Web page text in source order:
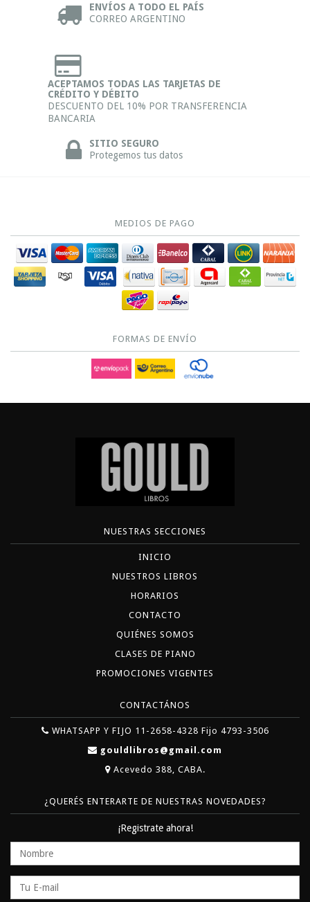
ENVÍOS A TODO EL PAÍS
CORREO ARGENTINO
ACEPTAMOS TODAS LAS TARJETAS DE
CRÉDITO Y DÉBITO
DESCUENTO DEL 10% POR TRANSFERENCIA
BANCARIA
SITIO SEGURO
Protegemos tus datos
MEDIOS DE PAGO
FORMAS DE ENVÍO
NUESTRAS SECCIONES
INICIO
NUESTROS LIBROS
HORARIOS
CONTACTO
QUIÉNES SOMOS
CLASES DE PIANO
PROMOCIONES VIGENTES
CONTACTÁNOS
WHATSAPP Y FIJO 11-2658-4328 Fijo 4793-3506
gouldlibros@gmail.com
Acevedo 388, CABA.
¿QUERÉS ENTERARTE DE NUESTRAS NOVEDADES?
¡Registrate ahora!